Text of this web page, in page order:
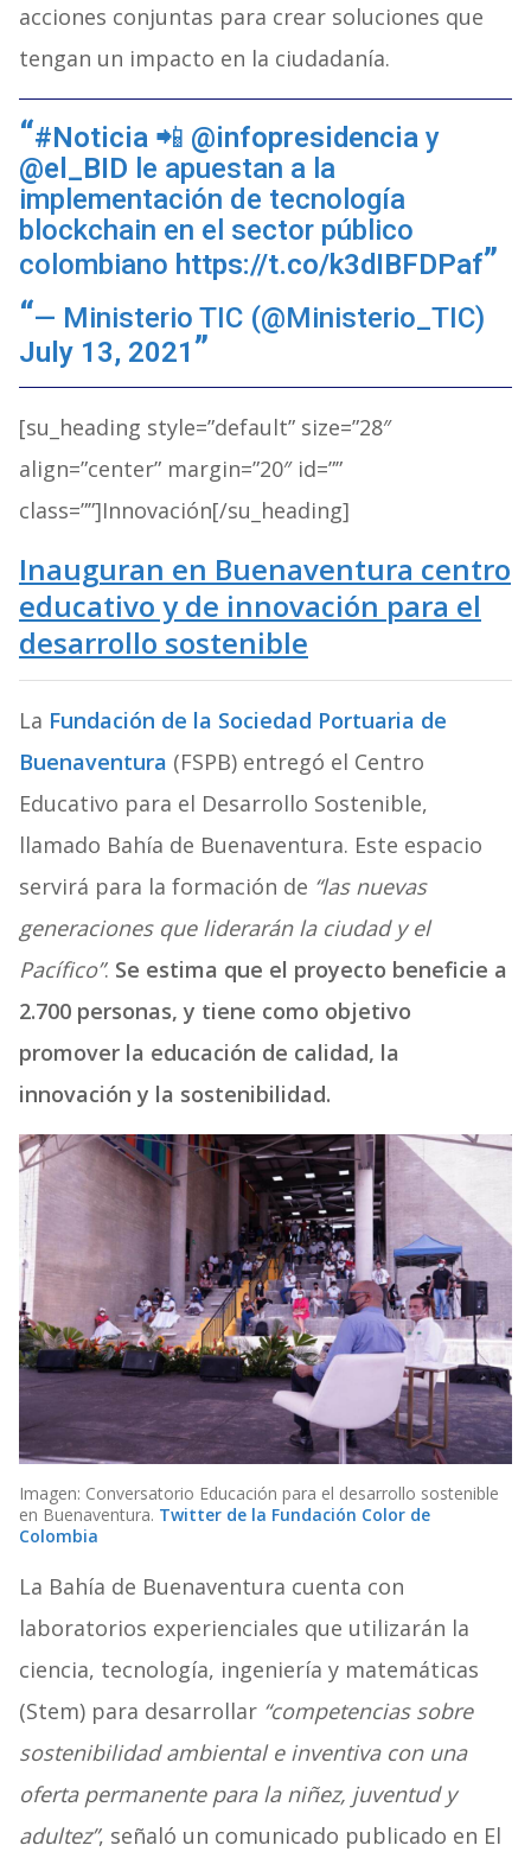
acciones conjuntas para crear soluciones que
tengan un impacto en la ciudadanía.
#Noticia📲 @infopresidenciay
@el_BID le apuestan a la
implementación de tecnología
blockchain en el sector público
colombiano https://t.co/k3dIBFDPaf
— Ministerio TIC (@Ministerio_TIC)
July 13, 2021
[su_heading style=”default” size=”28″
align=”center” margin=”20″ id=””
class=””]Innovación[/su_heading]
Inauguran en Buenaventura centro
educativo y de innovación para el
desarrollo sostenible
La Fundación de la Sociedad Portuaria de
Buenaventura (FSPB) entregó el Centro
Educativo para el Desarrollo Sostenible,
llamado Bahía de Buenaventura. Este espacio
servirá para la formación de “las nuevas
generaciones que liderarán la ciudad y el
Pacífico”. Se estima que el proyecto beneficie a
2.700 personas, y tiene como objetivo
promover la educación de calidad, la
innovación y la sostenibilidad.
Imagen: Conversatorio Educación para el desarrollo sostenible
en Buenaventura. Twitter de la Fundación Color de
Colombia
La Bahía de Buenaventura cuenta con
laboratorios experienciales que utilizarán la
ciencia, tecnología, ingeniería y matemáticas
(Stem) para desarrollar “competencias sobre
sostenibilidad ambiental e inventiva con una
oferta permanente para la niñez, juventud y
adultez”, señaló un comunicado publicado en El